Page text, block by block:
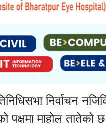
निर्वाचन
पक्षमा माहोल तातेको